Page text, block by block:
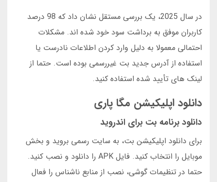
در سال 2025، یک بررسی مستقل نشان داد که 98 درصد
کاربران موفق به برداشت سود خود شده اند. مشکلات
احتمالی معمولا به دلیل وارد کردن اطلاعات نادرست یا
استفاده از آدرس جدید بت غیررسمی بوده است. حتما از
لینک های تأیید شده استفاده کنید.
دانلود اپلیکیشن مگا پاری
دانلود برنامه بت برای اندروید
برای دانلود اپلیکیشن بت، به سایت رسمی بروید و بخش
موبایل را انتخاب کنید. فایل APK را دانلود و نصب کنید.
حتما در تنظیمات گوشی، نصب از منابع ناشناس را فعال